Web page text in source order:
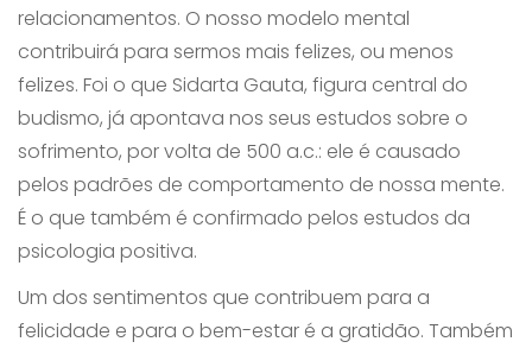
relacionamentos. O nosso modelo mental
contribuirá para sermos mais felizes, ou menos
felizes. Foi o que Sidarta Gauta, figura central do
budismo, já apontava nos seus estudos sobre o
sofrimento, por volta de 500 a.c.: ele é causado
pelos padrões de comportamento de nossa mente.
É o que também é confirmado pelos estudos da
psicologia positiva.
Um dos sentimentos que contribuem para a
felicidade e para o bem-estar é a gratidão. Também